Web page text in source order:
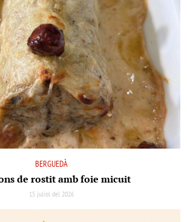
BERGUEDÀ
de rostit amb foie micuit
15 juliol del 2026